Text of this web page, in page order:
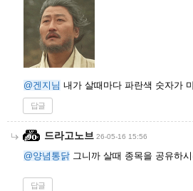
@겐지님 내가 살때마다 파란색 숫자가
답글
드라고노브 26-05-16 15:56
@양념통닭 그니까 살때 종목을 공유하
답글